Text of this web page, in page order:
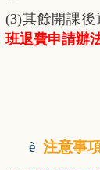
(3)其餘開課
班退費申請辦
è 注意事